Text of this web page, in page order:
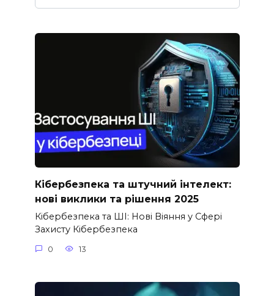
Кібербезпека та штучний інтелект:
нові виклики та рішення 2025
Кібербезпека та ШІ: Нові Віяння у Сфері
Захисту Кібербезпека
0 13